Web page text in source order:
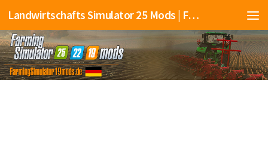
Landwirtschafts Simulator 25 Mods | Farming Simulator 25 Mods | FS25 Mods